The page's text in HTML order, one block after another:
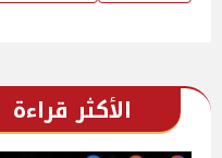
الأكثر قراءة